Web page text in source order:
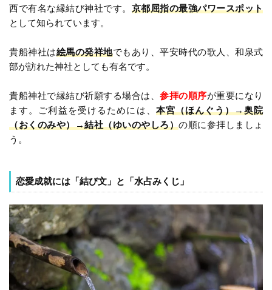
西で有名な縁結び神社です。 京都屈指の最強パワースポット
として知られています。
貴船神社は絵馬の発祥地でもあり、平安時代の歌人、和泉式
部が訪れた神社としても有名です。
貴船神社で縁結び祈願する場合は、 参拝の順序が重要になり
ます。ご利益を受けるためには、 本宮（ほんぐう）→奥院
（おくのみや）→結社（ゆいのやしろ）の順に参拝しましょ
う。
恋愛成就には「結び文」と「水占みくじ」